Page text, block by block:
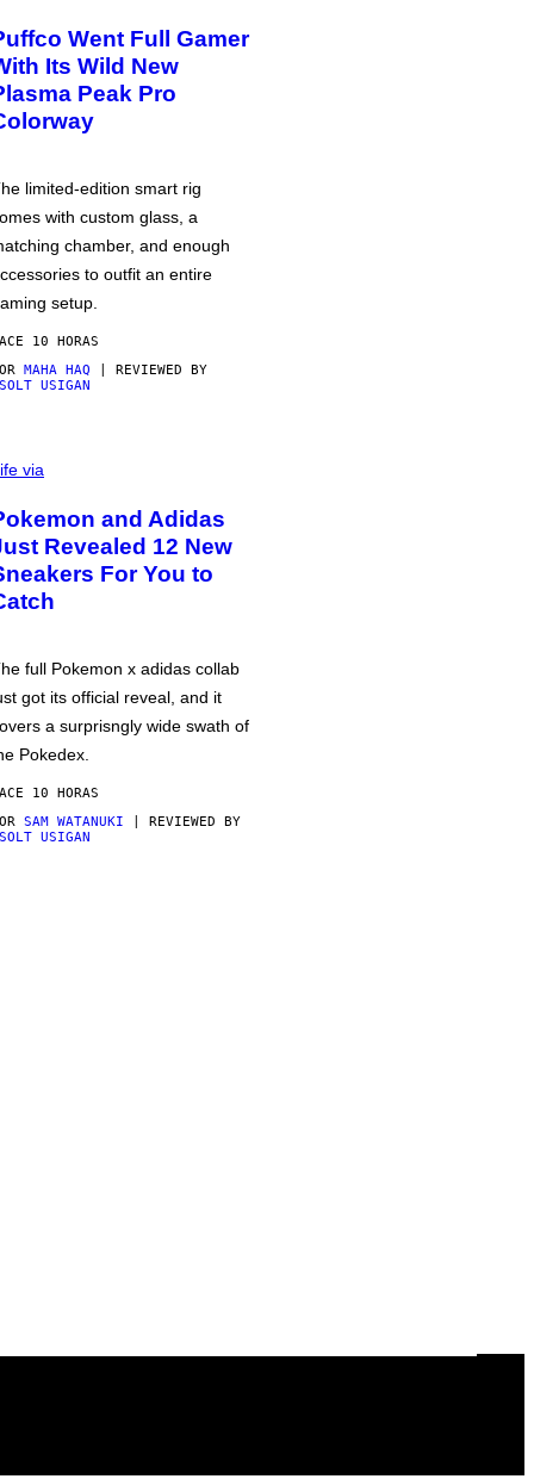
Went Full Gamer
Its Wild New
Peak Pro
limited-edition smart rig
with custom glass, a
chamber, and enough
to outfit an entire
setup.
10 HORAS
MAHA HAQ | REVIEWED BY
USIGAN
via
and Adidas
Revealed 12 New
For You to
full Pokemon x adidas collab
got its official reveal, and it
a surprisngly wide swath of
Pokedex.
10 HORAS
SAM WATANUKI | REVIEWED BY
USIGAN